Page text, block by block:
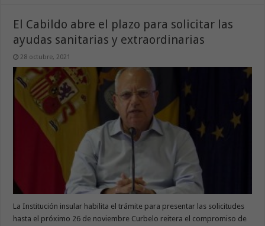
El Cabildo abre el plazo para solicitar las
ayudas sanitarias y extraordinarias
28 octubre, 2021
La Institución insular habilita el trámite para presentar las solicitudes
hasta el próximo 26 de noviembre Curbelo reitera el compromiso de